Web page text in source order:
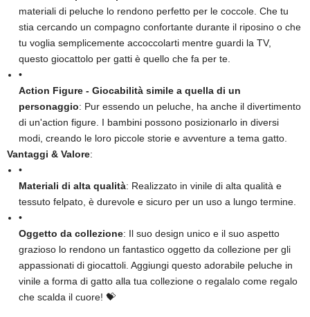
materiali di peluche lo rendono perfetto per le coccole. Che tu
stia cercando un compagno confortante durante il riposino o che
tu voglia semplicemente accoccolarti mentre guardi la TV,
questo giocattolo per gatti è quello che fa per te.
•
​Action Figure - Giocabilità simile a quella di un
personaggio​: Pur essendo un peluche, ha anche il divertimento
di un'action figure. I bambini possono posizionarlo in diversi
modi, creando le loro piccole storie e avventure a tema gatto.
​Vantaggi & Valore​:
•
Materiali di alta qualità​: Realizzato in vinile di alta qualità e
tessuto felpato, è durevole e sicuro per un uso a lungo termine.
•
Oggetto da collezione​: Il suo design unico e il suo aspetto
grazioso lo rendono un fantastico oggetto da collezione per gli
appassionati di giocattoli. Aggiungi questo adorabile peluche in
vinile a forma di gatto alla tua collezione o regalalo come regalo
che scalda il cuore! 💝